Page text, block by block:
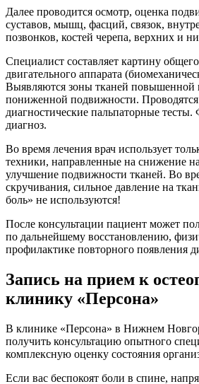
Далее проводится осмотр, оценка
суставов, мышц, фасций, связок,
позвонков, костей черепа, верхних и
Специалист составляет картину
двигательного аппарата
Выявляются зоны тканей повышенной
пониженной подвижности.
диагностические пальпаторные тесты.
диагноз.
Во время лечения врач использует
техники, направленные на снижение
улучшение подвижности тканей. Во
скручивания, сильное давление на
боль» не используются!
После консультации пациент может
по дальнейшему восстановлению,
профилактике повторного появления
Запись на прием к
клинику «Персона»
В клинике «Персона» в Нижнем
получить консультацию опытного
комплексную оценку состояния
Если вас беспокоят боли в спине,